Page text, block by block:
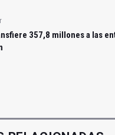
357,8 millones a las